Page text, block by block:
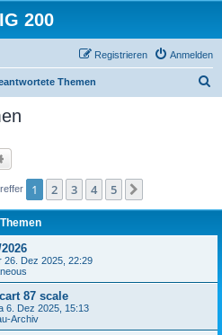
200
Anmelden
Registrieren
Themen
1 2 3 4 5
Themen
26. Dez 2025, 22:29
87 scale
6. Dez 2025, 15:13
Archiv